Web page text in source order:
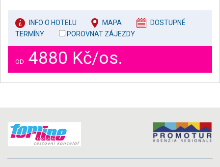
INFO O HOTELU MAPA
DOSTUPNÉ
TERMÍNY
POROVNAT ZÁJEZDY
OD 4880 Kč/os.